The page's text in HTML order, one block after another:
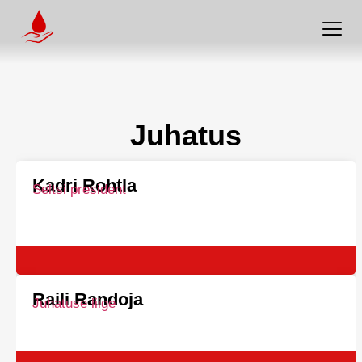
Juhatus
Kadri Rohtla
Seltsi president
Raili Randoja
Juhatuse liige